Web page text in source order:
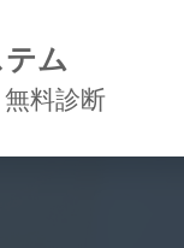
ム
料診断